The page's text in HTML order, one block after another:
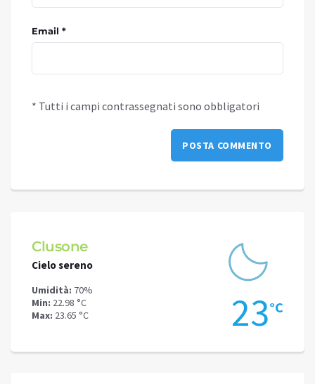
Email *
* Tutti i campi contrassegnati sono obbligatori
Clusone
Cielo sereno
Umidità: 70%
Min: 22.98 °C
Max: 23.65 °C 23°C